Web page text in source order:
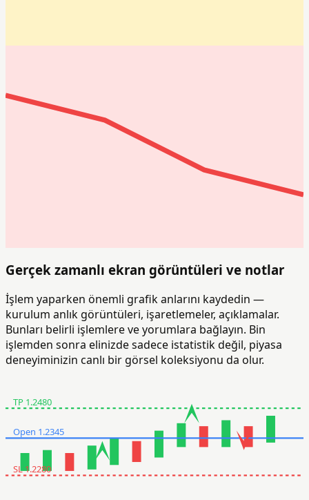
Gerçek zamanlı ekran görüntüleri ve notlar
İşlem yaparken önemli grafik anlarını kaydedin —
kurulum anlık görüntüleri, işaretlemeler, açıklamalar.
Bunları belirli işlemlere ve yorumlara bağlayın. Bin
işlemden sonra elinizde sadece istatistik değil, piyasa
deneyiminizin canlı bir görsel koleksiyonu da olur.
Open 1.2345
TP 1.2480
SL 1.2280